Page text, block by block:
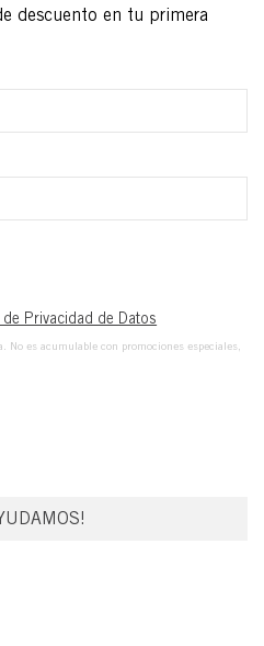
de Privacidad de Datos
es acumulable con promociones especiales,